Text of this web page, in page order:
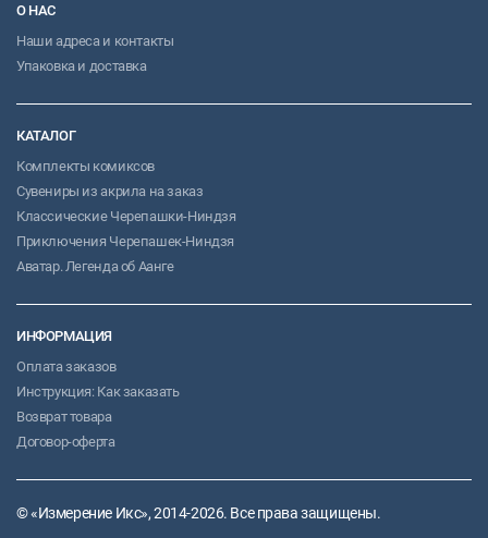
О НАС
Наши адреса и контакты
Упаковка и доставка
КАТАЛОГ
Комплекты комиксов
Сувениры из акрила на заказ
Классические Черепашки-Ниндзя
Приключения Черепашек-Ниндзя
Аватар. Легенда об Аанге
ИНФОРМАЦИЯ
Оплата заказов
Инструкция: Как заказать
Возврат товара
Договор-оферта
© «Измерение Икс», 2014-2026. Все права защищены.